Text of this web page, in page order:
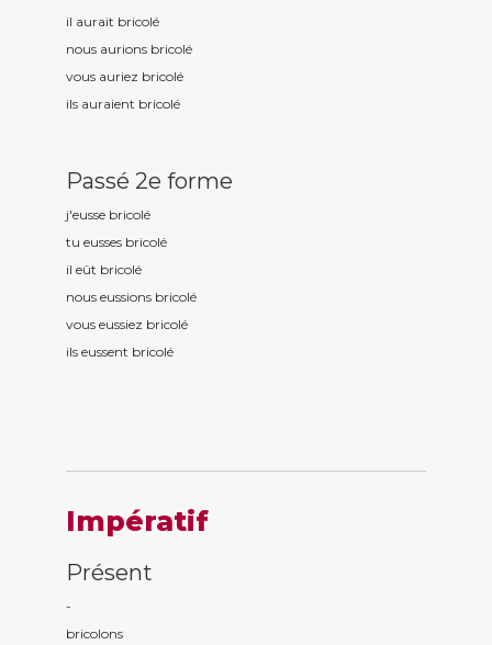
il aurait bricolé
nous aurions bricolé
vous auriez bricolé
ils auraient bricolé
Passé 2e forme
j'eusse bricolé
tu eusses bricolé
il eût bricolé
nous eussions bricolé
vous eussiez bricolé
ils eussent bricolé
Impératif
Présent
-
bricolons